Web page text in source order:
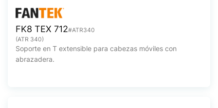
FK8 TEX 712#ATR340
(ATR 340)
Soporte en T extensible para cabezas móviles con
abrazadera.